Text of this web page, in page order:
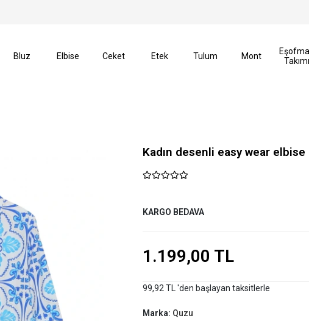
Bluz Elbise Ceket Etek Tulum Mont
Takımı
Kadın desenli easy wear elbise
KARGO BEDAVA
1.199,00 TL
99,92 TL 'den başlayan taksitlerle
Marka: Quzu